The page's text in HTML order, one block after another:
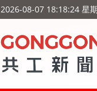
2026-08-07 18:18:25 星